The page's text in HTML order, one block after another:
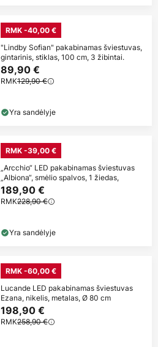
RMK -40,00 €
"Lindby Sofian" pakabinamas šviestuvas,
gintarinis, stiklas, 100 cm, 3 žibintai.
89,90 €
RMK129,90 €
Yra sandėlyje
RMK -39,00 €
„Arcchio“ LED pakabinamas šviestuvas
„Albiona“, smėlio spalvos, 1 žiedas,
189,90 €
RMK228,90 €
Yra sandėlyje
RMK -60,00 €
Lucande LED pakabinamas šviestuvas
Ezana, nikelis, metalas, Ø 80 cm
198,90 €
RMK258,90 €